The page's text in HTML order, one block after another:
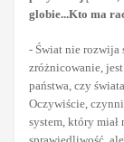
globie...Kto ma
- Świat nie rozwija
zróżnicowanie,
państwa, czy
Oczywiście,
system, który miał